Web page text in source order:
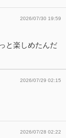
2026/07/30 19:59
と楽しめたんだ
2026/07/29 02:15
2026/07/28 02:22